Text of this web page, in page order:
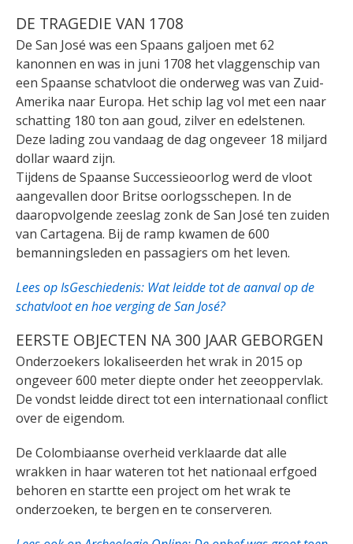
DE TRAGEDIE VAN 1708
De San José was een Spaans galjoen met 62
kanonnen en was in juni 1708 het vlaggenschip van
een Spaanse schatvloot die onderweg was van Zuid-
Amerika naar Europa. Het schip lag vol met een naar
schatting 180 ton aan goud, zilver en edelstenen.
Deze lading zou vandaag de dag ongeveer 18 miljard
dollar waard zijn.
Tijdens de Spaanse Successieoorlog werd de vloot
aangevallen door Britse oorlogsschepen. In de
daaropvolgende zeeslag zonk de San José ten zuiden
van Cartagena. Bij de ramp kwamen de 600
bemanningsleden en passagiers om het leven.
Lees op IsGeschiedenis: Wat leidde tot de aanval op de
schatvloot en hoe verging de San José?
EERSTE OBJECTEN NA 300 JAAR GEBORGEN
Onderzoekers lokaliseerden het wrak in 2015 op
ongeveer 600 meter diepte onder het zeeoppervlak.
De vondst leidde direct tot een internationaal conflict
over de eigendom.
De Colombiaanse overheid verklaarde dat alle
wrakken in haar wateren tot het nationaal erfgoed
behoren en startte een project om het wrak te
onderzoeken, te bergen en te conserveren.